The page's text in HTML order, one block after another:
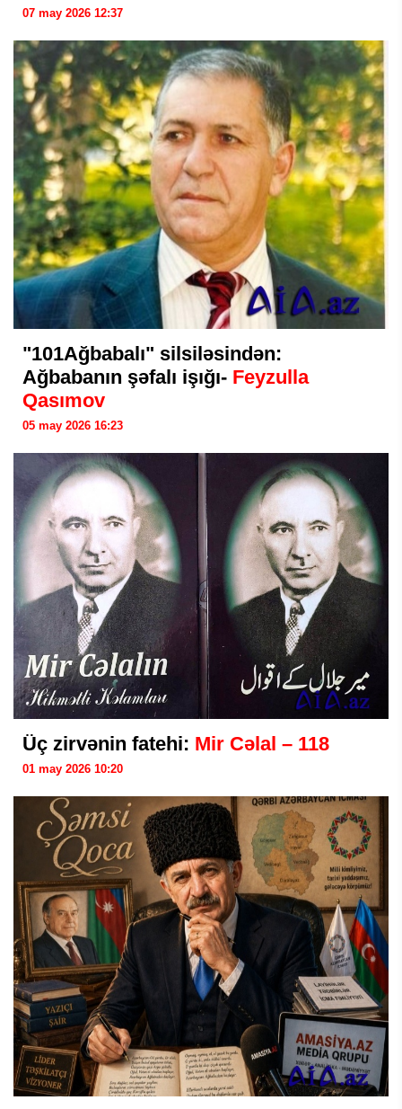
07 may 2026 12:37
"101Ağbabalı" silsiləsindən:
Ağbabanın şəfalı işığı- Feyzulla
Qasımov
05 may 2026 16:23
Üç zirvənin fatehi: Mir Cəlal – 118
01 may 2026 10:20